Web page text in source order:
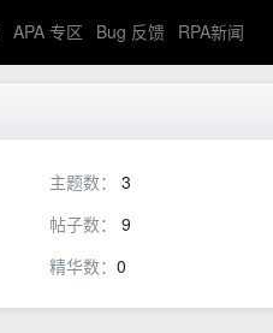
APA 专区 Bug 反馈 RPA新闻
主题数： 3
帖子数： 9
精华数： 0